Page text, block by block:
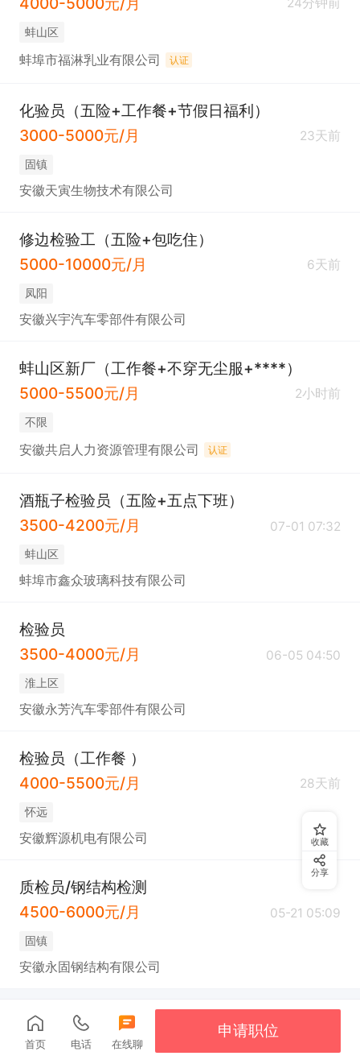
24分钟前
蚌山区
蚌埠市福淋乳业有限公司 认证
化验员（五险+工作餐+节假日福利）
3000-5000元/月
23天前
固镇
安徽天寅生物技术有限公司
修边检验工（五险+包吃住）
5000-10000元/月
6天前
凤阳
安徽兴宇汽车零部件有限公司
蚌山区新厂（工作餐+不穿无尘服+****）
5000-5500元/月
2小时前
不限
安徽共启人力资源管理有限公司 认证
酒瓶子检验员（五险+五点下班）
3500-4200元/月
07-01 07:32
蚌山区
蚌埠市鑫众玻璃科技有限公司
检验员
3500-4000元/月
06-05 04:50
淮上区
安徽永芳汽车零部件有限公司
检验员（工作餐 ）
4000-5500元/月
28天前
怀远
安徽辉源机电有限公司
质检员/钢结构检测
4500-6000元/月
05-21 05:09
固镇
安徽永固钢结构有限公司
收藏
分享
首页 电话 在线聊
申请职位